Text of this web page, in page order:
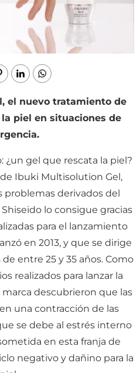
el nuevo tratamiento de
piel en situaciones de
¿un gel que rescata la piel?
Ibuki Multisolution Gel,
problemas derivados del
lo consigue gracias
para el lanzamiento
en 2013, y que se dirige
entre 25 y 35 años. Como
realizados para lanzar la
marca descubrieron que las
una contracción de las
se debe al estrés interno
en esta franja de
negativo y dañino para la